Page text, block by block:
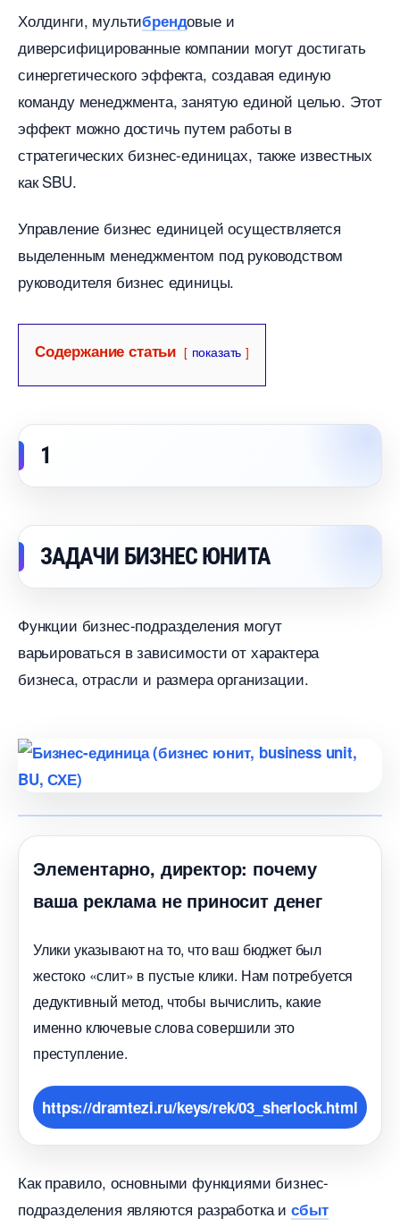
Холдинги, мультирендовые и
диверсифицированные компании могут достигать
синергетического эффекта, создавая единую
команду менеджмента, занятую единой целью. Этот
эффект можно достичь путем работы
стратегических бизнес-единицах, также известных
как SBU.
Управление бизнес единицей осуществляется
ыделенным менеджментом под руководством
руководителя бизнес единицы.
Содержание статьи показать
1
ЗАДАЧИ БИЗНЕС ЮНИТА
Функции бизнес-подразделения могут
арьироваться в зависимости от характера
изнеса, отрасли и размера организации.
Элементарно, директор: почему
аша реклама не приносит дене
Улики указывают на то, что ваш бюджет был
жестоко «слит» в пустые клики. Нам потребуется
дедуктивный метод, чтобы вычислить, какие
именно ключевые слова совершили это
преступление.
https://dramtezi.ru/keys/rek/03_sherlock.html
Как правило, основными функциями бизнес-
подразделения являются разработка и сбыт